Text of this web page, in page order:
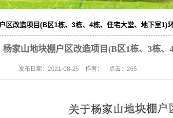
区改造项目(B区1栋、3栋、4栋、住宅大堂、地下室1)
杨家山地块棚户区改造项目(B区1栋、3栋
发布日期： 2021-08-25 作者： 点击： 265